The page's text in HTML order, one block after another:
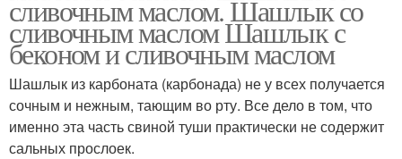
сливочным маслом. Шашлык со
сливочным маслом Шашлык с
беконом и сливочным маслом
Шашлык из карбоната (карбонада) не у всех получается
сочным и нежным, тающим во рту. Все дело в том, что
именно эта часть свиной туши практически не содержит
сальных прослоек.